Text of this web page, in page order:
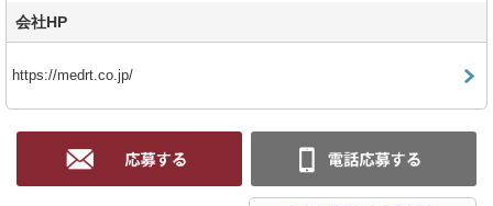
会社HP
https://medrt.co.jp/